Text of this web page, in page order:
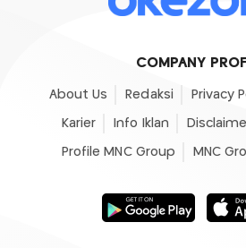
COMPANY
About Us Redaksi Privacy
Karier Info Iklan
Profile MNC Group MNC